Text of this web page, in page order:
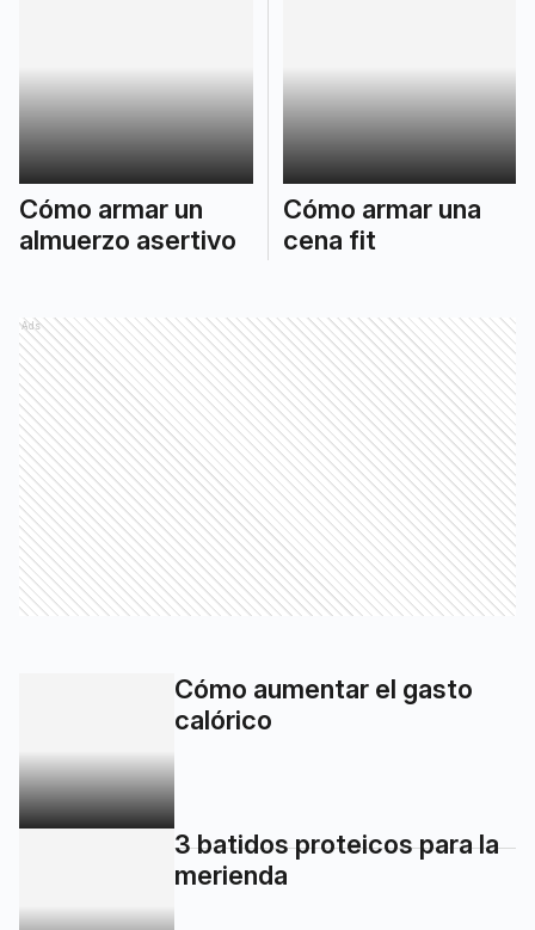
Cómo armar un
almuerzo asertivo
Cómo armar una
cena fit
Ads
Cómo aumentar el gasto
calórico
3 batidos proteicos para la
merienda